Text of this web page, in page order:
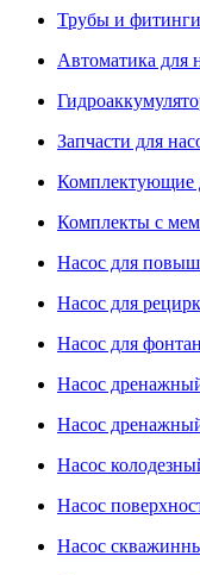
Трубы и
Автоматика для
Запчасти для
Комплектующие
Комплекты с
Насос для
Насос для
Насос для
Насос
Насос
Насос
Насос
Насос